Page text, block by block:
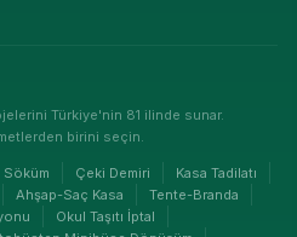
Türkiye'nin 81 ilinde sunar.
birini seçin.
Söküm Çeki Demiri
Kasa Tadilatı
Ahşap-Saç Kasa
Tente-Branda
Okul Taşıtı İptal